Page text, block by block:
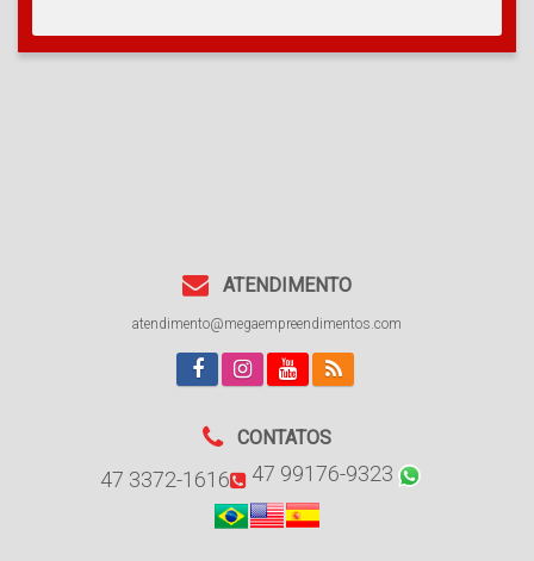
ATENDIMENTO
atendimento@megaempreendimentos.com
CONTATOS
47 3372-1616 47 99176-9323